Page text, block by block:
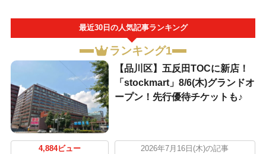
最近30日の人気記事ランキング
ランキング1
【品川区】五反田TOCに新店！
「stockmart」8/6(木)グランドオ
ープン！先行優待チケットも♪
4,884ビュー 2026年7月16日(木)の記事